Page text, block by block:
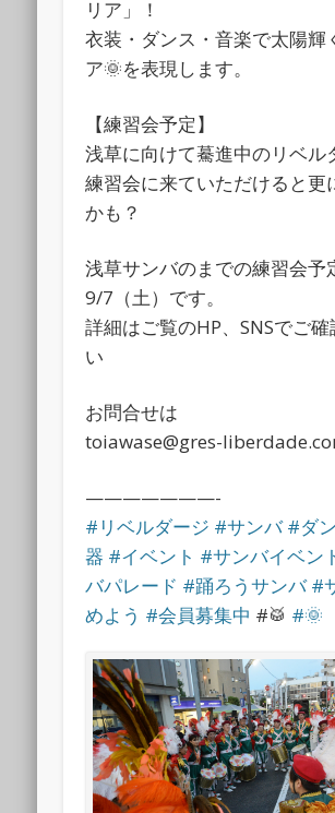
リア」！
衣装・ダンス・音楽で太陽輝
ア🌞を表現します。
【練習会予定】
浅草に向けて驀進中のリベル
練習会に来ていただけると更
かも？
浅草サンバのまでの練習会予
9/7（土）です。
詳細はご覧のHP、SNSでご確
い
お問合せは
toiawase@gres-
———————-
#リベルダージ #サンバ #ダ
器 #イベント #サンバイベン
バパレード #踊ろうサンバ #
めよう #会員募集中 #🥁 #🌞